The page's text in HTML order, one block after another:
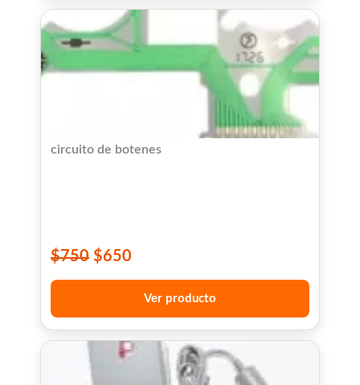
circuito de botenes
$750 $650
Ver producto